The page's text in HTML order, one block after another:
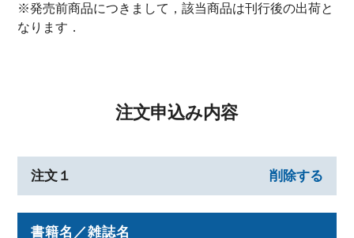
※発売前商品につきまして，該当商品は刊行後の出荷と
なります．
注文申込み内容
注文１ 削除する
書籍名／雑誌名